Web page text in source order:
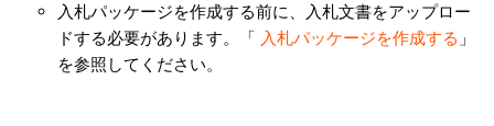
入札パッケージを作成する前に、入札文書をアップロー
ドする必要があります。「 入札パッケージを作成する 」
を参照してください。